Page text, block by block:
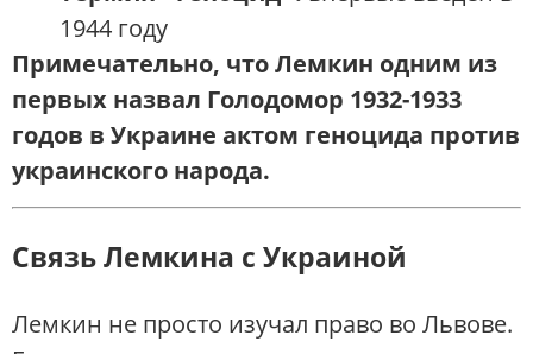
1944 году
Примечательно, что Лемкин одним из
первых назвал Голодомор 1932-1933
годов в Украине актом геноцида против
украинского народа.
Связь Лемкина с Украиной
Лемкин не просто изучал право во Львове.